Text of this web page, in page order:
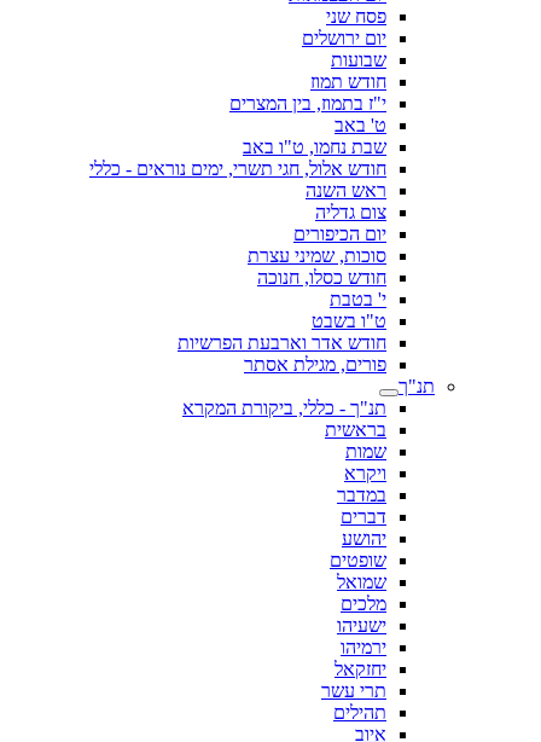
פסח שני
יום ירושלים
שבועות
חודש תמוז
י"ז בתמוז, בין המצרים
ט' באב
שבת נחמו, ט"ו באב
חודש אלול, חגי תשרי, ימים נוראים - כללי
ראש השנה
צום גדליה
יום הכיפורים
סוכות, שמיני עצרת
חודש כסלו, חנוכה
י' בטבת
ט"ו בשבט
חודש אדר וארבעת הפרשיות
פורים, מגילת אסתר
תנ"ך
תנ"ך - כללי, ביקורת המקרא
בראשית
שמות
ויקרא
במדבר
דברים
יהושע
שופטים
שמואל
מלכים
ישעיהו
ירמיהו
יחזקאל
תרי עשר
תהילים
איוב